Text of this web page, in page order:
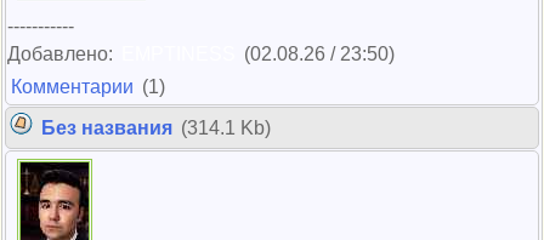
-----------
Добавлено:
(02.08.26 / 23:50)
Комментарии (1)
Без названия (314.1 Kb)